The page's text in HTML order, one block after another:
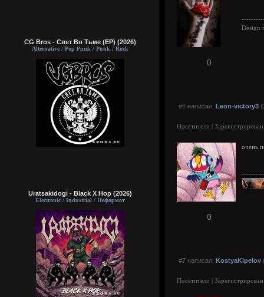
CG Bros - Свет Во Тьме (EP) (2026)
Alternative / Pop Punk / Punk / Rock
Uratsakidogi - Black X Hop (2026)
Electronic / Industrial / Неформат
Design
0
#6 написал: Leon-victory3
Посетители |
очень
0
#7 написал: KostyaKipelov
Посетители |